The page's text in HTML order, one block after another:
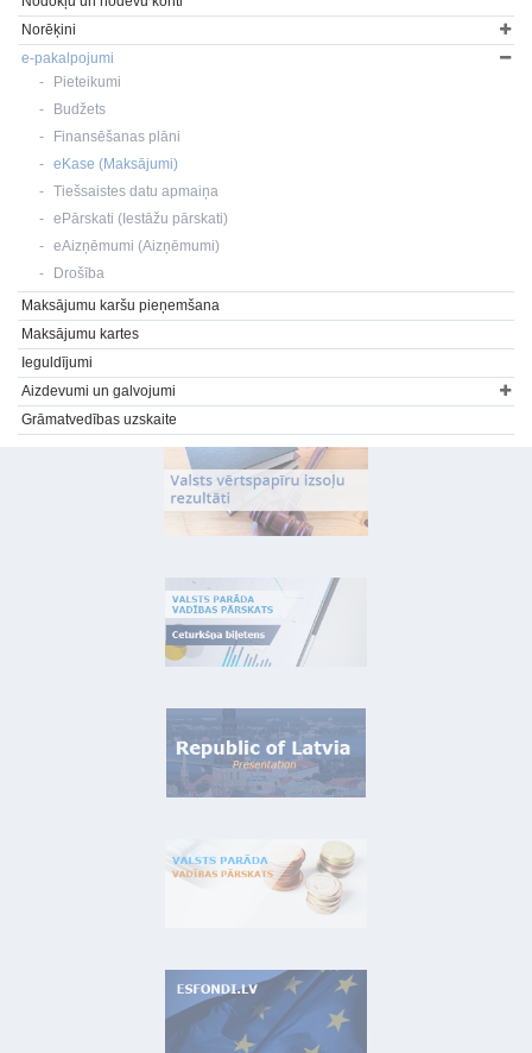
Norēķini
e-pakalpojumi
Pieteikumi
Budžets
Finansēšanas plāni
eKase (Maksājumi)
Tiešsaistes datu apmaiņa
ePārskati (Iestāžu pārskati)
eAizņēmumi (Aizņēmumi)
Drošība
Maksājumu karšu pieņemšana
Maksājumu kartes
Ieguldījumi
Aizdevumi un galvojumi
Grāmatvedības uzskaite